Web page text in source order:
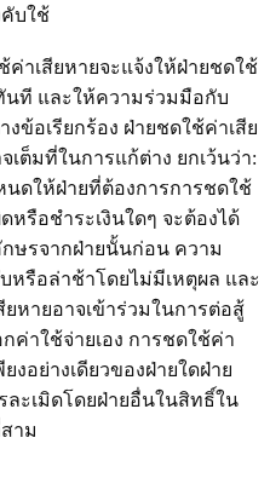
บใช้
ค่าเสียหายจะแจ้งให้ฝ่ายชดใช้
นที และให้ความร่วมมือกับ
ข้อเรียกร้อง ฝ่ายชดใช้ค่าเสีย
ต็มที่ในการแก้ต่าง ยกเว้นว่า:
ดให้ฝ่ายที่ต้องการการชดใช้
หรือชำระเงินใดๆ จะต้องได้
ษรจากฝ่ายนั้นก่อน ความ
หรือล่าช้าโดยไม่มีเหตุผล และ
หายอาจเข้าร่วมในการต่อสู้
ค่าใช้จ่ายเอง การชดใช้ค่า
งอย่างเดียวของฝ่ายใดฝ่าย
ะเมิดโดยฝ่ายอื่นในสิทธิ์ใน
าม